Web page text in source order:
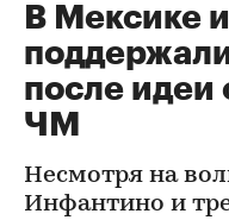
В Мексике
после идеи
ЧМ
Несмотря на
Инфантино и